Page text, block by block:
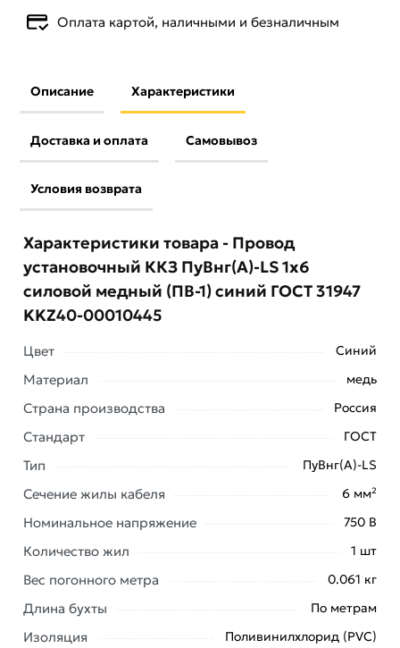
Оплата картой, наличными и безналичным
Описание Характеристики
Доставка и оплата Самовывоз
Условия возврата
Условия доставки и цены на товар Провод
установочный ККЗ ПуВнг(А)-LS 1х6 силовой медный
категорииПровод медный жесткий ПВ1 (ПуВ)
действительны в Москве и области.
Наши профессиональные менеджеры обработают
заказ и свяжутся с Вами для согласования условий
Характеристики товара - Провод
установочный ККЗ ПуВнг(А)-LS 1х6
силовой медный (ПВ-1) синий ГОСТ 31947
KKZ40-00010445
Цвет Синий
Материал медь
Страна производства Россия
Стандарт ГОСТ
Тип ПуВнг(А)-LS
Сечение жилы кабеля 6 мм²
Номинальное напряжение 750 В
Количество жил 1 шт
Вес погонного метра 0.061 кг
Длина бухты По метрам
Изоляция Поливинилхлорид (PVC)